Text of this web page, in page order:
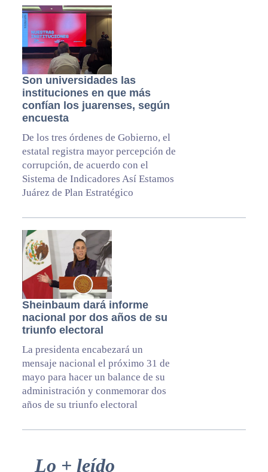
Son universidades las
instituciones en que más
confían los juarenses, según
encuesta
De los tres órdenes de Gobierno, el
estatal registra mayor percepción de
corrupción, de acuerdo con el
Sistema de Indicadores Así Estamos
Juárez de Plan Estratégico
Sheinbaum dará informe
nacional por dos años de su
triunfo electoral
La presidenta encabezará un
mensaje nacional el próximo 31 de
mayo para hacer un balance de su
administración y conmemorar dos
años de su triunfo electoral
Primary
Lo + leído